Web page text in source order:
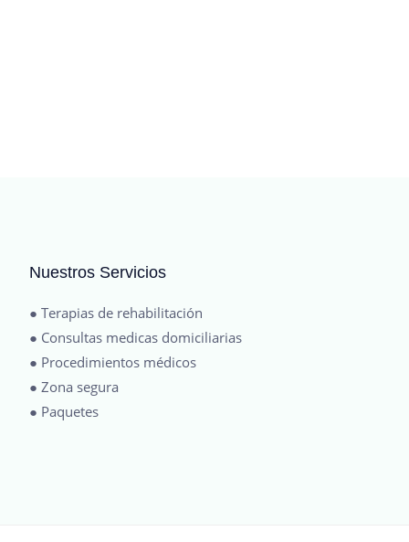
Nuestros Servicios
● Terapias de rehabilitación
● Consultas medicas domiciliarias
● Procedimientos médicos
● Zona segura
● Paquetes